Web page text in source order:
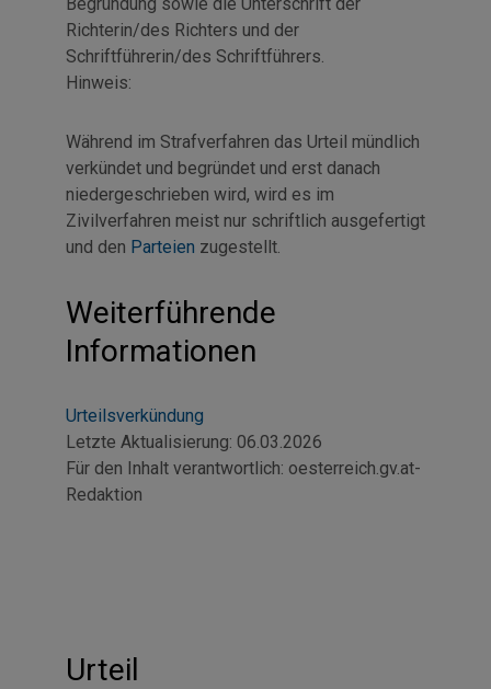
Richterin/des Richters und der
Schriftführerin/des Schriftführers.
Hinweis:
Während im Strafverfahren das Urteil mündlich
verkündet und begründet und erst danach
niedergeschrieben wird, wird es im
Zivilverfahren meist nur schriftlich ausgefertigt
und den Parteien zugestellt.
Weiterführende
Informationen
Urteilsverkündung
Letzte Aktualisierung: 06.03.2026
Für den Inhalt verantwortlich: oesterreich.gv.at-
Redaktion
Urteil